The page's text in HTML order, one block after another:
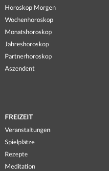
Horoskop Morgen
Wochenhoroskop
Monatshoroskop
Jahreshoroskop
Partnerhoroskop
Aszendent
FREIZEIT
Veranstaltungen
Spielplätze
Rezepte
Meditation